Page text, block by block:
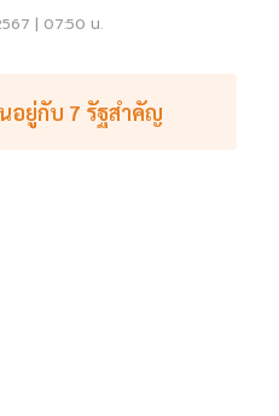
ยส์ | 07:50 น.
อยู่กับ 7 รัฐสำคัญ